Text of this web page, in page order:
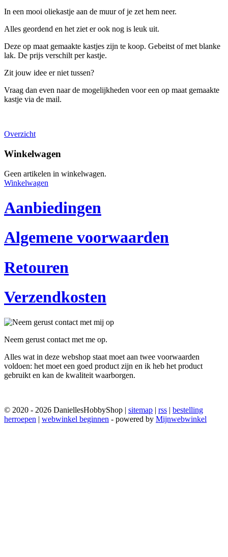
In een mooi oliekastje aan de muur of je zet hem neer.
Alles geordend en het ziet er ook nog is leuk uit.
Deze op maat gemaakte kastjes zijn te koop. Gebeitst of met blanke
lak. De prijs verschilt per kastje.
Zit jouw idee er niet tussen?
Vraag dan even naar de mogelijkheden voor een op maat gemaakte
kastje via de mail.
Overzicht
Winkelwagen
Geen artikelen in winkelwagen.
Winkelwagen
Aanbiedingen
Algemene voorwaarden
Retouren
Verzendkosten
Neem gerust contact met me op.
Alles wat in deze webshop staat moet aan twee voorwaarden
voldoen: het moet een goed product zijn en ik heb het product
gebruikt en kan de kwaliteit waarborgen.
© 2020 - 2026 DaniellesHobbyShop | sitemap | rss | bestelling
herroepen | webwinkel beginnen - powered by Mijnwebwinkel